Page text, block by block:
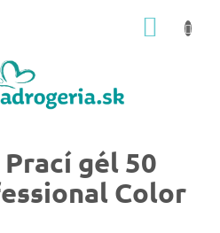
gél 50
Color